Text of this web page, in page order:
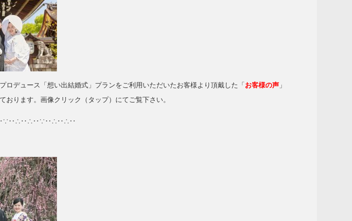
ロデュース「想い出結婚式」プランをご利用いただいたお客様より頂戴した「 お客様の声 」
おります。画像クリック（タップ）にてご覧下さい。